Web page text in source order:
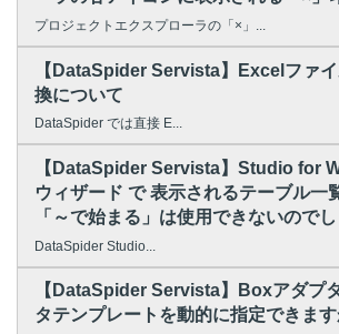
プロジェクトエクスプローラの「×」...
【DataSpider Servista】Excelファ
換について
DataSpider では直接 E...
【DataSpider Servista】Studio for
ウィザード で 表示されるテーブル一
「～で始まる」は使用できないので
DataSpider Studio...
【DataSpider Servista】Boxアダプ
タテンプレートを動的に指定できま